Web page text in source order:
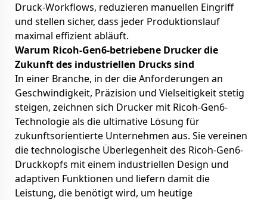
Druck-Workflows, reduzieren manuellen Eingriff
und stellen sicher, dass jeder Produktionslauf
maximal effizient abläuft.
Warum Ricoh-Gen6-betriebene Drucker die
Zukunft des industriellen Drucks sind
In einer Branche, in der die Anforderungen an
Geschwindigkeit, Präzision und Vielseitigkeit stetig
steigen, zeichnen sich Drucker mit Ricoh-Gen6-
Technologie als die ultimative Lösung für
zukunftsorientierte Unternehmen aus. Sie vereinen
die technologische Überlegenheit des Ricoh-Gen6-
Druckkopfs mit einem industriellen Design und
adaptiven Funktionen und liefern damit die
Leistung, die benötigt wird, um heutige